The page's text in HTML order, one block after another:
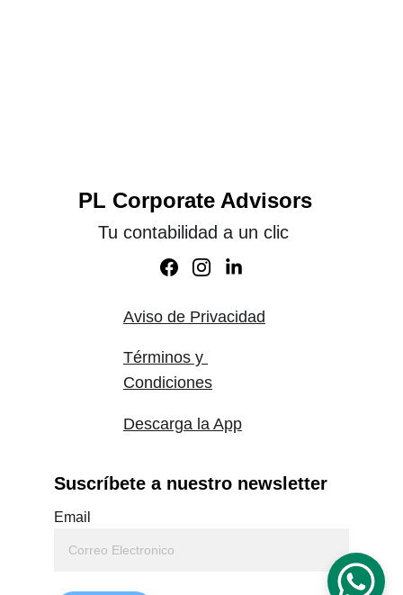
Email
Suscríbete a nuestro newsletter
Tu contabilidad a un clic
PL Corporate Advisors
Aviso de Privacidad
Descarga la App
Términos y
Condiciones